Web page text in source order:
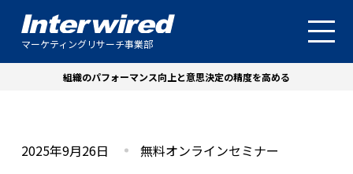
マーケティングリサーチ事業部
組織のパフォーマンス向上と意思決定の精度を高める
2025年9月26日 無料オンラインセミナー